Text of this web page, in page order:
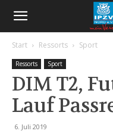
Start Ressorts Sport
Ressorts Sport
DIM T2,
Lauf
6. Juli 2019